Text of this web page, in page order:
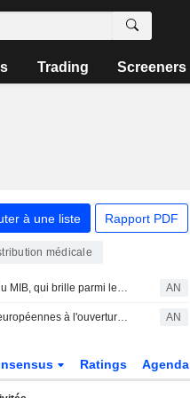
Trading Screeners
à une liste Rapport PDF
médicale
Leonardo en tête du MIB, qui brille parmi les places européennes AN
Élan des bourses européennes à l'ouverture, la défense s'illustre sur le MIB AN
Ratings Agenda